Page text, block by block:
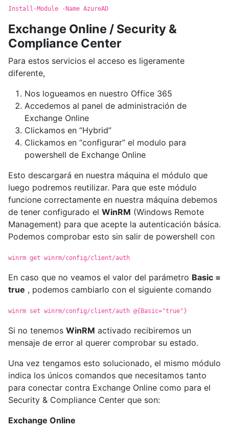
Install-Module -Name AzureAD
Exchange Online / Security &
Compliance Center
Para estos servicios el acceso es ligeramente
diferente,
Nos logueamos en nuestro Office 365
Accedemos al panel de administración de
Exchange Online
Clickamos en “Hybrid”
Clickamos en “configurar” el modulo para
powershell de Exchange Online
Esto descargará en nuestra máquina el módulo que
luego podremos reutilizar. Para que este módulo
funcione correctamente en nuestra máquina debemos
de tener configurado el WinRM (Windows Remote
Management) para que acepte la autenticación básica.
Podemos comprobar esto sin salir de powershell con
winrm get winrm/config/client/auth
En caso que no veamos el valor del parámetro Basic =
true , podemos cambiarlo con el siguiente comando
winrm set winrm/config/client/auth @{Basic="true"}
Si no tenemos WinRM activado recibiremos un
mensaje de error al querer comprobar su estado.
Una vez tengamos esto solucionado, el mismo módulo
indica los únicos comandos que necesitamos tanto
para conectar contra Exchange Online como para el
Security & Compliance Center que son:
Exchange Online